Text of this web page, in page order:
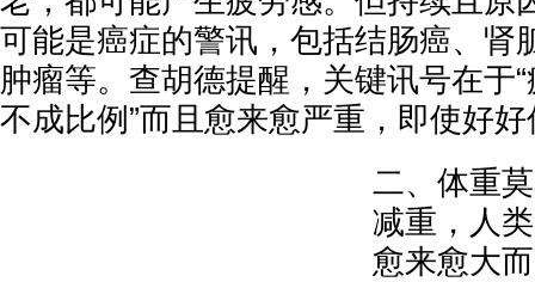
可能是癌症的警讯，包括结肠癌、肾
肿瘤等。查胡德提醒，关键讯号在于
不成比例”而且愈来愈严重，即使好
二、体重
减重，人
愈来愈大